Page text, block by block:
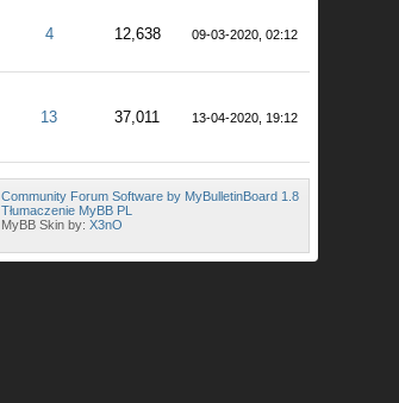
4 12,638 09-03-2020, 02:12
13 37,011 13-04-2020, 19:12
Community Forum Software by MyBulletinBoard 1.8
Tłumaczenie MyBB PL
MyBB Skin by:X3nO